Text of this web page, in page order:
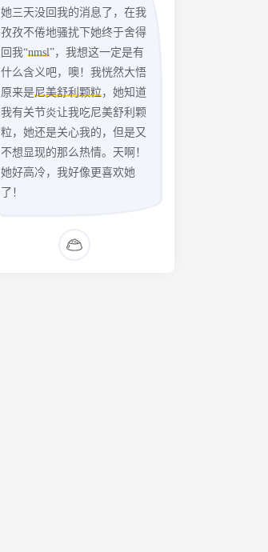
她三天没回我的消息了，在我
孜孜不倦地骚扰下她终于舍得
回我“nmsl”，我想这一定是有
什么含义吧，噢！我恍然大悟
原来是尼美舒利颗粒，她知道
我有关节炎让我吃尼美舒利颗
粒，她还是关心我的，但是又
不想显现的那么热情。天啊！
她好高冷，我好像更喜欢她
了！